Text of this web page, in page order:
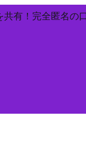
有！完全匿名の